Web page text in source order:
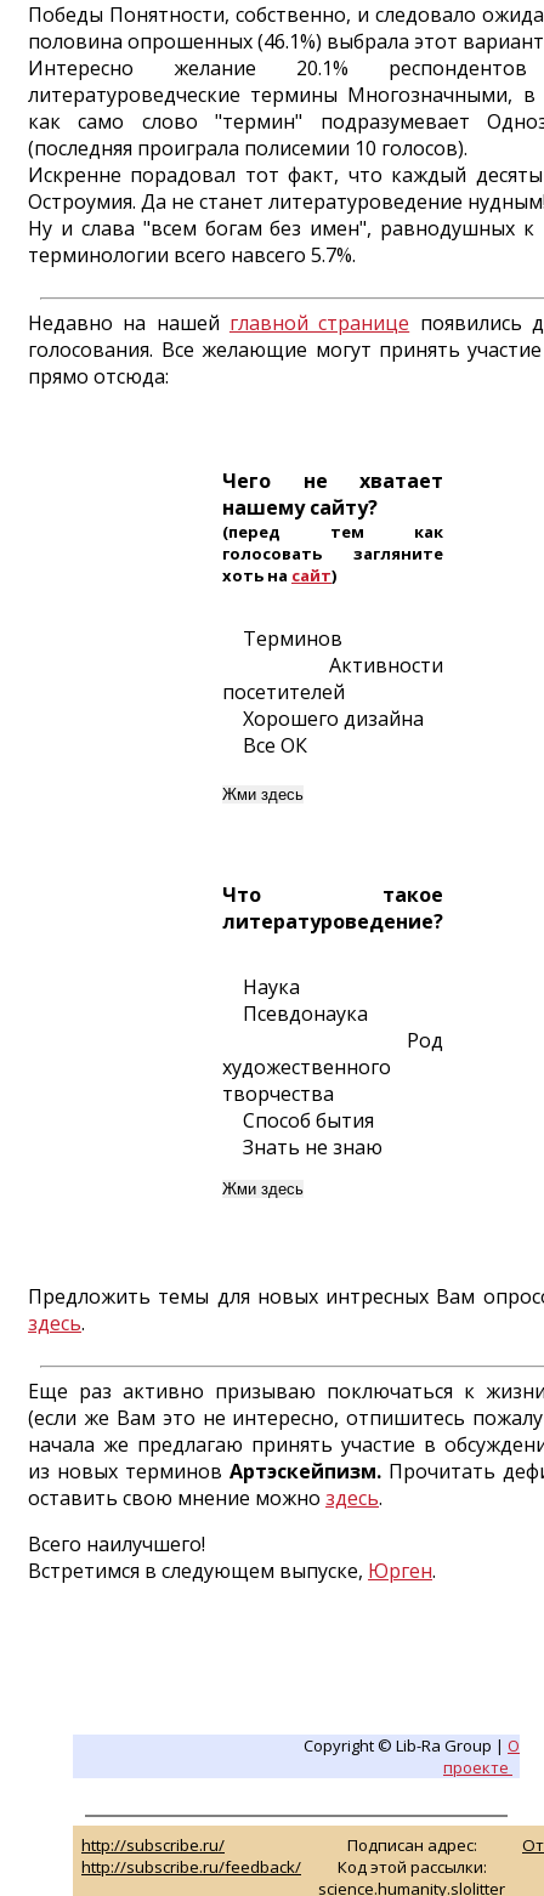
Победы Понятности, собственно, и следовало
половина опрошенных (46.1%) выбрала этот
Интересно желание 20.1%
литературоведческие термины Многозначными,
как само слово "термин" подразумевает
(последняя проиграла полисемии 10 голосов).
Искренне порадовал тот факт, что каждый
Остроумия. Да не станет литературоведение
Ну и слава "всем богам без имен", равнодушных к
терминологии всего навсего 5.7%.
Недавно на нашей главной странице появились
голосования. Все желающие могут принять
прямо отсюда:
Чего не хватает
нашему сайту?
(перед тем как
голосовать загляните
хоть на сайт)
Терминов
Активности
посетителей
Хорошего дизайна
Все ОК
Что такое
литературоведение?
Наука
Псевдонаука
Род
художественного
творчества
Способ бытия
Знать не знаю
Предложить темы для новых интресных Вам
здесь.
Еще раз активно призываю поключаться к
(если же Вам это не интересно, отпишитесь
начала же предлагаю принять участие в
из новых терминов Артэскейпизм. Прочитать
оставить свою мнение можно здесь.
Всего наилучшего!
Встретимся в следующем выпуске, Юрген.
Copyright © Lib-Ra Group | О
проекте
http://subscribe.ru/
http://subscribe.ru/feedback/
Подписан адрес:
Код этой рассылки:
science.humanity.slolitter